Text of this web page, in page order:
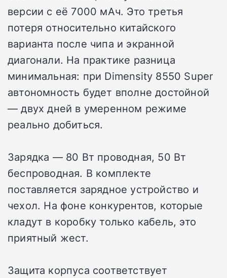
версии с её 7000 мАч. Это третья
потеря относительно китайского
варианта после чипа и экранной
диагонали. На практике разница
минимальная: при Dimensity 8550 Super
автономность будет вполне достойной
— двух дней в умеренном режиме
реально добиться.
Зарядка — 80 Вт проводная, 50 Вт
беспроводная. В комплекте
поставляется зарядное устройство и
чехол. На фоне конкурентов, которые
кладут в коробку только кабель, это
приятный жест.
Защита корпуса соответствует